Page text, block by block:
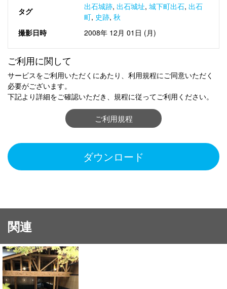
タグ 出石城跡, 出石城址, 城下町出石, 出石
町, 史跡, 秋
撮影日時
2008年 12月 01日 (月)
ご利用に関して
サービスをご利用いただくにあたり、利用規程にご同意いただく
必要がございます。
下記より詳細をご確認いただき、規程に従ってご利用ください。
ご利用規程
ダウンロード
関連